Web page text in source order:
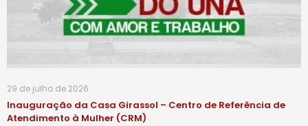
29 de julho de 2026
Inauguração da Casa Girassol – Centro de Referência de
Atendimento à Mulher (CRM)